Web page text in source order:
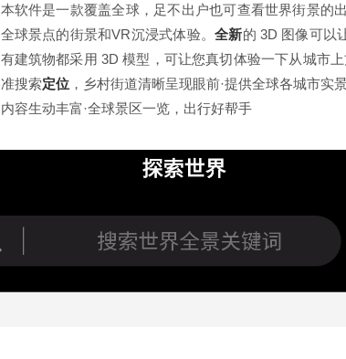
本软件是一款覆盖全球，足不出户也可查看世界街景的
全球景点的街景和VR沉浸式体验。全新的 3D 图像可以
有建筑物都采用 3D 模型，可让您真切体验一下从城市
准搜索定位，乡村街道清晰呈现眼前·提供全球各城市实
内容生动丰富·全球景区一览，出行好帮手